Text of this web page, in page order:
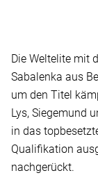
Die Weltelite mit
Sabalenka aus
um den Titel
Lys, Siegemund
in das
Qualifikation
nachgerückt.